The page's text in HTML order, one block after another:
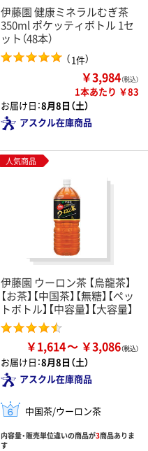
伊藤園 健康ミネラルむぎ茶
350ml ポケッティボトル 1セ
ット（48本）
（1件）
￥3,984（税込）
1本あたり ￥83
お届け日：8月8日（土）
アスクル在庫商品
人気商品
伊藤園 ウーロン茶 【烏龍茶】
【お茶】【中国茶】【無糖】【ペッ
トボトル】【中容量】【大容量】
￥1,614 ￥3,086
お届け日：8月8日（土）
アスクル在庫商品
中国茶/ウーロン茶
内容量・販売単位違いの商品が3商品ありま
す